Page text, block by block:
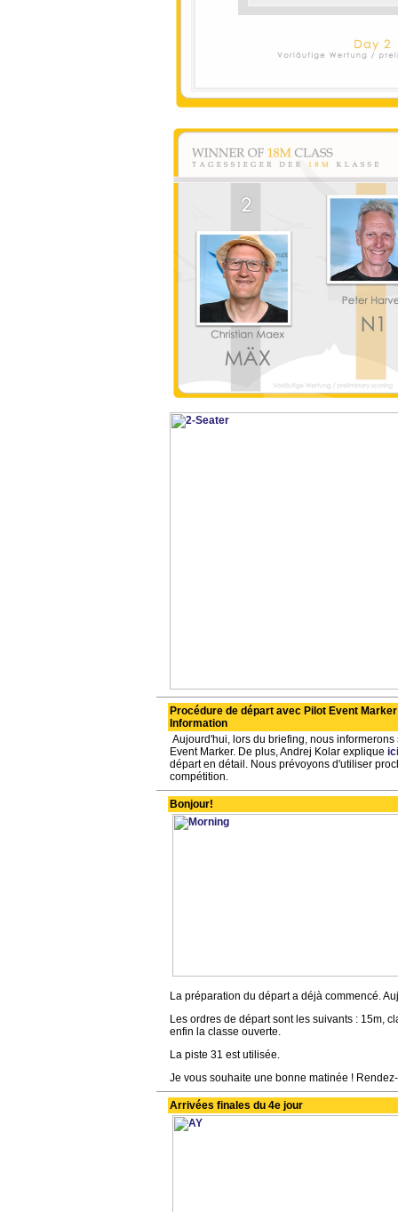
Procédure de départ avec Pilot Event Marker
Information
Aujourd'hui, lors du briefing, nous
Event Marker. De plus, Andrej Kolar explique ici
départ en détail. Nous prévoyons d'utiliser
compétition.
Bonjour!
La préparation du départ a déjà commencé.
Les ordres de départ sont les suivants : 15m,
enfin la classe ouverte.
La piste 31 est utilisée.
Je vous souhaite une bonne matinée !
Arrivées finales du 4e jour